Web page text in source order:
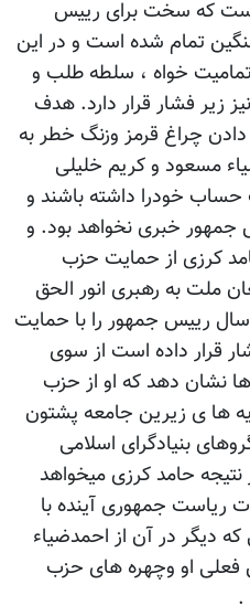
که سخت برای رییس
تمام شده است و در این
خواه ، سلطه طلب و
زیر فشار قرار دارد. هدف
چراغ قرمز وزنگ خطر به
مسعود و کریم خلیلی
حساب خودرا داشته باشند و
جمهور خبری نخواهد بود. و
کرزی از حمایت حزب
ملت به رهبری انور الحق
رییس جمهور را با حمایت
قرار داده است از سوی
نشان دهد که او از حزب
ها ی زیرین جامعه پشتون
بنیادگرای اسلامی
حامد کرزی میخواهد
ریاست جمهوری آینده با
دیگر در آن از احمدضیاء
فعلی او وچهره های حزب
.